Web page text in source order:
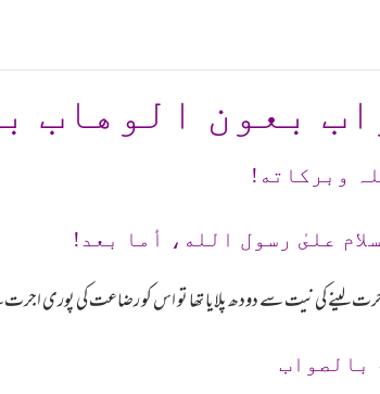
بعون الوهاب
وبرکاته!
علىٰ رسول الله، أما بعد!
کی نیت سے دودھ پلایا تھا تو اس کو رضاعت کی پوری اجرت
بالصواب